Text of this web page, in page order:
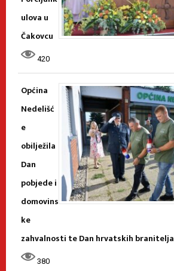
ulova u
Čakovcu
420
Općina
Nedelišć
e
obilježila
Dan
pobjede i
domovins
ke
zahvalnosti te Dan hrvatskih branitelja
380